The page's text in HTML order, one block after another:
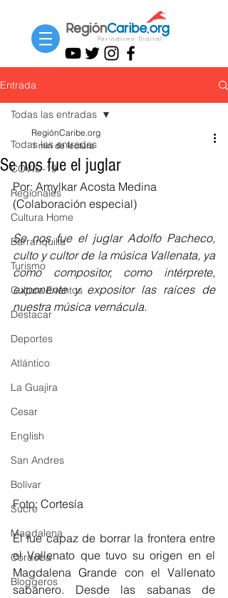
Entrada
Todas las entradas
COVID-19
Regionales
Cultura Home
Barranquilla
Turismo
Cultura Eventos
Destacar
Deportes
Atlántico
La Guajira
Cesar
English
San Andres
Bolívar
Sucre
Magdalena
Córdoba
Bloggeros
Todas las entradas
Se nos fue el juglar
RegiónCaribe.org
1 min de lectura
Por: Amylkar Acosta Medina
(Colaboración especial)
Se nos fue el juglar Adolfo Pacheco,
culto y cultor de la música Vallenata, ya
como compositor, como intérprete,
exponente y expositor las raíces de
nuestra música vernácula.
Foto: Cortesía
Él fue capaz de borrar la frontera entre
el Vallenato que tuvo su origen en el
Magdalena Grande con el Vallenato
sabanero. Desde las sabanas de